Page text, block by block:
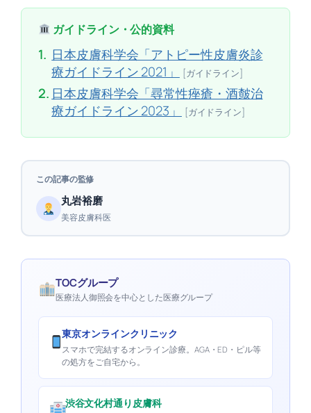
ガイドライン・公的資料
1. 日本皮膚科学会「アトピー性皮膚炎診
療ガイドライン 2021」
[ガイドライン]
2. 日本皮膚科学会「尋常性痤瘡・酒皶治
療ガイドライン 2023」
[ガイドライン]
この記事の監修
丸岩裕磨
美容皮膚科医
TOCグループ
医療法人御照会を中心とした医療グループ
東京オンラインクリニック
スマホで完結するオンライン診療。AGA・ED・ピル等
の処方をご自宅から。
渋谷文化村通り皮膚科